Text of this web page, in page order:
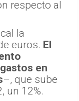
respecto al
la
euros. El
gastos en
–, que sube
un 12%.